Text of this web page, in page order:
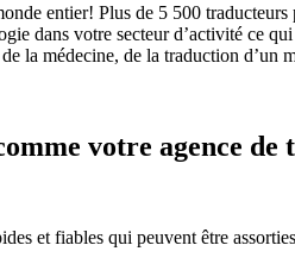
entier! Plus de 5 500 traducteurs
dans votre secteur d’activité ce
la médecine, de la traduction
votre agence de
et fiables qui peuvent être